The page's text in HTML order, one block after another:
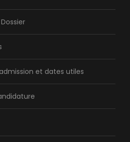
et dates utiles